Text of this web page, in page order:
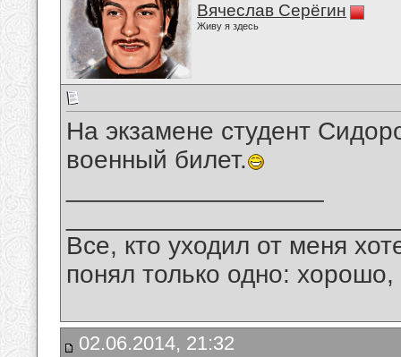
Вячеслав Серёгин
Живу я здесь
На экзамене студент
военный билет.
Все, кто уходил от меня
понял только одно:
02.06.2014, 21:32